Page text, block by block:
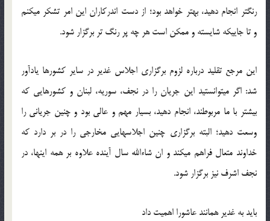
رنگ­تر انجام دهید، بهتر خواهد بود؛ از دست اندرکاران این امر تشکر می­کنم
و تا جاییکه شایسته و ممکن است هر چه پر رنگ تر برگزار شود.
این مرجع تقلید درباره لزوم برگزاری اجلاس غدیر در سایر کشورها یادآور
شد: اگر می­توانستید این جریان را در نجف، سوریه، لبنان و کشورهایی که
بیشتر با ما مربوطند، انجام دهید، بسیار مهم و عالی بود و چنین جریانی را
وسعت دهید؛ البته برگزاری چنین اجلاس­هایی مخارجی را در بر دارد که
خداوند متعال فراهم می­کند و ان شاءالله سال آینده علاوه بر همه اینها، در
نجف اشرف نیز برگزار شود.
باید به غدیر همانند عاشورا اهمیت داد